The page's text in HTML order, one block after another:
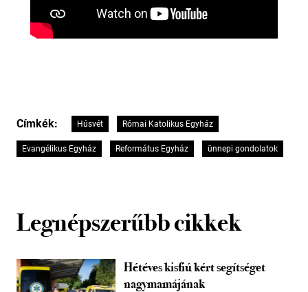
Címkék: Húsvét Római Katolikus Egyház
Evangélikus Egyház Református Egyház ünnepi gondolatok
Legnépszerűbb cikkek
Hétéves kisfiú kért segítséget
nagymamájának